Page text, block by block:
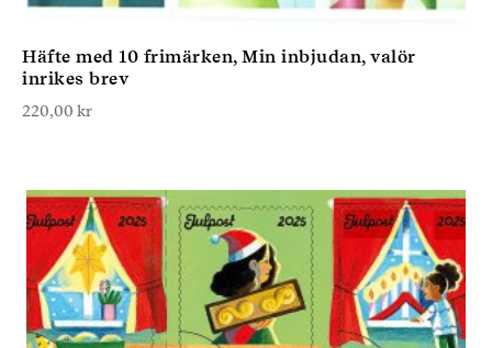
Häfte med 10 frimärken, Min inbjudan, valör
inrikes brev
220,00 kr